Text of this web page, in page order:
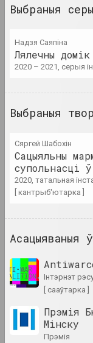
Я
Выбраныя
Надзя Саяпiна
Лялечны домік
2020 – 2021, серыя
Выбраныя
Сяргей Шабохін
Сацыяльны
супольнасці
2020, татальная
[ кантрыб'ютарка ]
Асацыяваныя
інтэрнэт
[ сааўтарка ]
Прэмія
Мінску
прэмія